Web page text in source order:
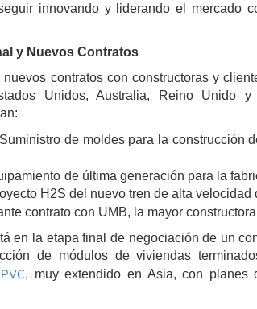
innovando y liderando el mercado
y Nuevos Contratos
contratos con constructoras y
Unidos, Australia, Reino Unido
Suministro de moldes para la construcción
de última generación para la
H2S del nuevo tren de alta velocidad
contrato con UMB, la mayor
en la etapa final de negociación de un
de módulos de viviendas
, muy extendido en Asia, con planes